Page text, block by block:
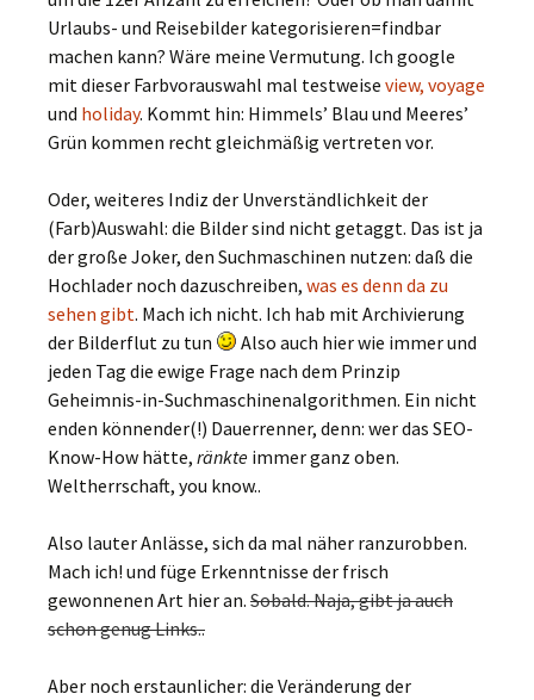
Urlaubs- und Reisebilder kategorisieren=findbar
machen kann? Wäre meine Vermutung. Ich google
mit dieser Farbvorauswahl mal testweise view, voyage
und holiday. Kommt hin: Himmels’ Blau und Meeres’
Grün kommen recht gleichmäßig vertreten vor.
Oder, weiteres Indiz der Unverständlichkeit der
(Farb)Auswahl: die Bilder sind nicht getaggt. Das ist ja
der große Joker, den Suchmaschinen nutzen: daß die
Hochlader noch dazuschreiben, was es denn da zu
sehen gibt. Mach ich nicht. Ich hab mit Archivierung
der Bilderflut zu tun
Also auch hier wie immer und
jeden Tag die ewige Frage nach dem Prinzip
Geheimnis-in-Suchmaschinenalgorithmen. Ein nicht
enden könnender(!) Dauerrenner, denn: wer das SEO-
Know-How hätte, ränkte immer ganz oben.
Weltherrschaft, you know..
Also lauter Anlässe, sich da mal näher ranzurobben.
Mach ich! und füge Erkenntnisse der frisch
gewonnenen Art hier an. Sobald. Naja, gibt ja auch
schon genug Links..
Aber noch erstaunlicher: die Veränderung der